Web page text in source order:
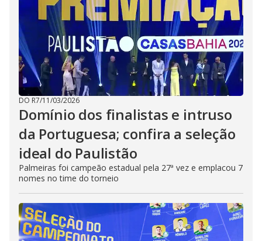
DO R7/11/03/2026
Domínio dos finalistas e intruso
da Portuguesa; confira a seleção
ideal do Paulistão
Palmeiras foi campeão estadual pela 27ª vez e emplacou 7
nomes no time do torneio